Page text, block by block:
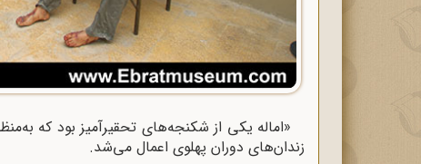
«اماله یکی از شکنجه‌های تحقیرآمیز بود که
زندان‌های دوران پهلوی اعمال می‌شد.